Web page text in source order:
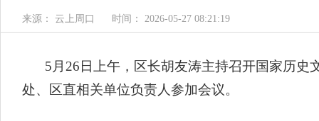
来源： 云上周口 时间： 2026-05-27 08:21:19
5月26日上午，区长胡友涛主持召开国家历
处、区直相关单位负责人参加会议。